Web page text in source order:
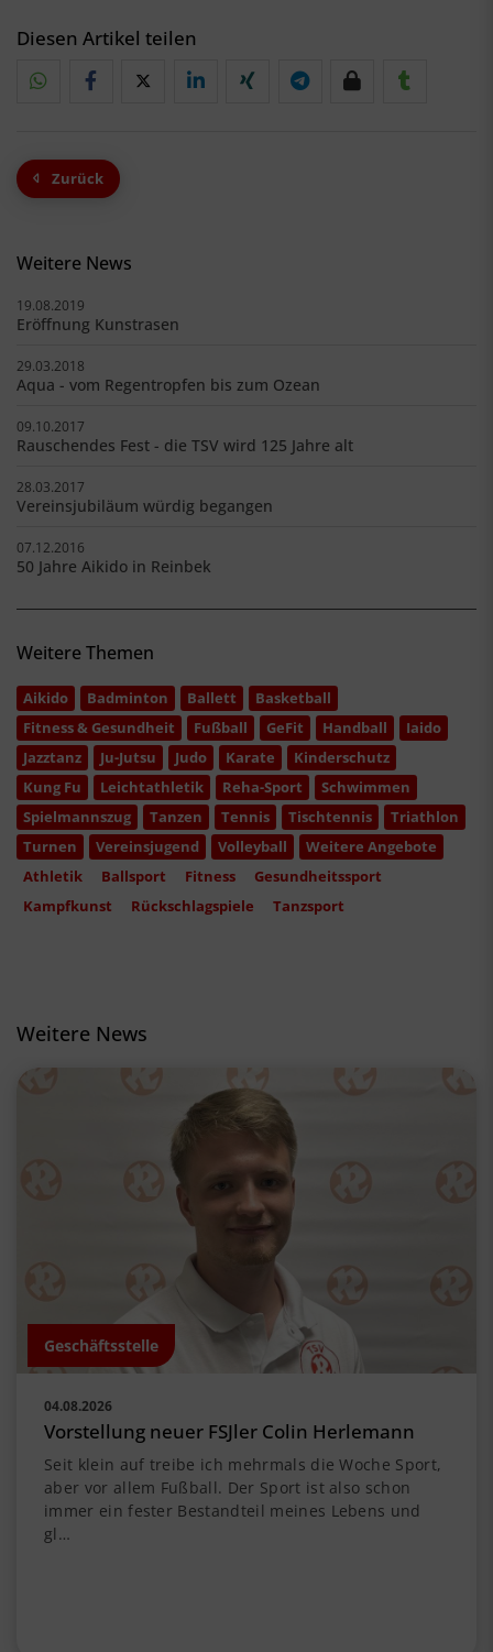
Diesen Artikel teilen
Zurück
Weitere News
19.08.2019
Eröffnung Kunstrasen
29.03.2018
Aqua - vom Regentropfen bis zum Ozean
09.10.2017
Rauschendes Fest - die TSV wird 125 Jahre alt
28.03.2017
Vereinsjubiläum würdig begangen
07.12.2016
50 Jahre Aikido in Reinbek
Weitere Themen
Aikido Badminton Ballett
Basketball
Fitness & Gesundheit
Fußball GeFit Handball
Iaido
Jazztanz
Ju-Jutsu Judo Karate
Kinderschutz
Kung Fu
Leichtathletik Reha-Sport
Schwimmen
Spielmannszug
Tanzen Tennis Tischtennis
Triathlon
Turnen
Vereinsjugend Volleyball
Weitere Angebote
Athletik
Ballsport Fitness
Gesundheitssport
Kampfkunst
Rückschlagspiele Tanzsport
Weitere News
Geschäftsstelle
04.08.2026
Vorstellung neuer FSJler Colin Herlemann
Seit klein auf treibe ich mehrmals die Woche Sport,
aber vor allem Fußball. Der Sport ist also schon
immer ein fester Bestandteil meines Lebens und
gl…